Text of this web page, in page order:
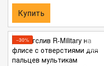
Купить
−30%